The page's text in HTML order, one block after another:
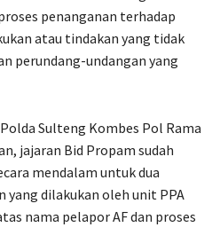
penanganan terhadap
atau tindakan yang tidak
perundang-undangan yang
Sulteng Kombes Pol Rama
jajaran Bid Propam sudah
mendalam untuk dua
yang dilakukan oleh unit PPA
nama pelapor AF dan proses